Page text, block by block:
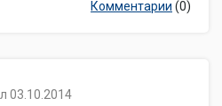
Комментарии (0)
03.10.2014